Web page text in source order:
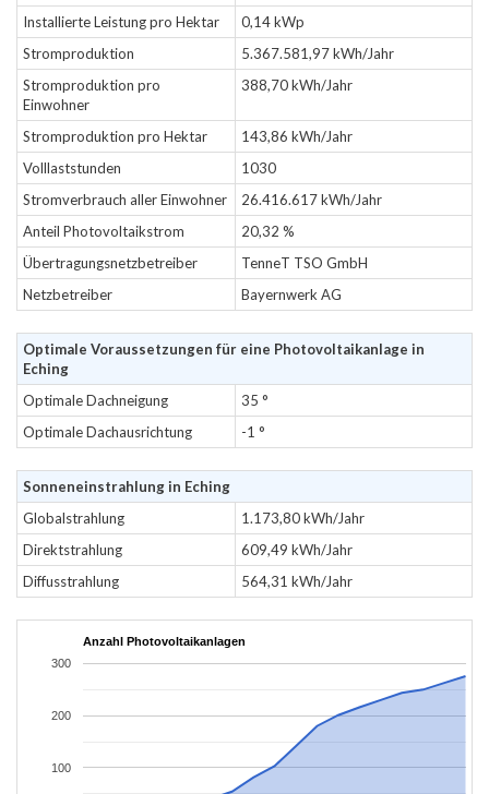
Installierte Leistung pro Hektar
0,14 kWp
Stromproduktion
5.367.581,97 kWh/Jahr
Stromproduktion pro
Einwohner
388,70 kWh/Jahr
Stromproduktion pro Hektar
143,86 kWh/Jahr
Volllaststunden
1030
Stromverbrauch aller Einwohner
26.416.617 kWh/Jahr
Anteil Photovoltaikstrom
20,32 %
Übertragungsnetzbetreiber
TenneT TSO GmbH
Netzbetreiber
Bayernwerk AG
Optimale Voraussetzungen für eine Photovoltaikanlage in
Eching
Optimale Dachneigung
35 °
Optimale Dachausrichtung
-1 °
Sonneneinstrahlung in Eching
Globalstrahlung
1.173,80 kWh/Jahr
Direktstrahlung
609,49 kWh/Jahr
Diffusstrahlung
564,31 kWh/Jahr
Anzahl Photovoltaikanlagen
100
200
300